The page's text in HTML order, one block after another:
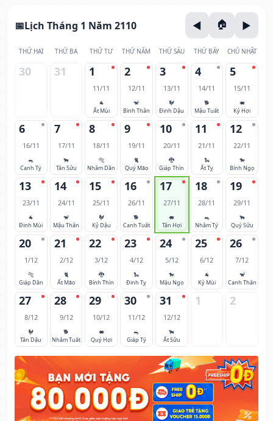
Lịch Tháng 1 Năm 2110
THỨ HAI THỨ BA THỨ TƯ THỨ NĂM THỨ SÁU THỨ BẢY CHỦ NHẬT
30 31 1
11/11
🐐
Ất Mùi
2
12/11
🐒
Bính Thân
3
13/11
🐓
Đinh Dậu
4
14/11
🐕
Mậu Tuất
5
15/11
🐖
Kỷ Hợi
6
16/11
🐀
Canh Tý
7
17/11
🐂
Tân Sửu
8
18/11
🐅
Nhâm Dần
9
19/11
🐈
Quý Mão
10
20/11
🐉
Giáp Thìn
11
21/11
🐍
Ất Tỵ
12
22/11
🐎
Bính Ngọ
13
23/11
🐐
Đinh Mùi
14
24/11
🐒
Mậu Thân
15
25/11
🐓
Kỷ Dậu
16
26/11
🐕
Canh Tuất
17
27/11
🐖
Tân Hợi
18
28/11
🐀
Nhâm Tý
19
29/11
🐂
Quý Sửu
20
1/12
🐅
Giáp Dần
21
2/12
🐈
Ất Mão
22
3/12
🐉
Bính Thìn
23
4/12
🐍
Đinh Tỵ
24
5/12
🐎
Mậu Ngọ
25
6/12
🐐
Kỷ Mùi
26
7/12
🐒
Canh Thân
27
8/12
🐓
Tân Dậu
28
9/12
🐕
Nhâm Tuất
29
10/12
🐖
Quý Hợi
30
11/12
🐀
Giáp Tý
31
12/12
🐂
Ất Sửu
1 2